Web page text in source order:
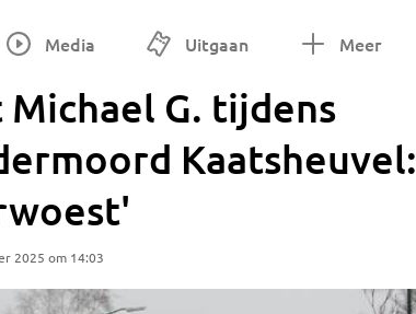
Media Uitgaan Meer
G. tijdens
Kaatsheuvel:
2025 om 14:03